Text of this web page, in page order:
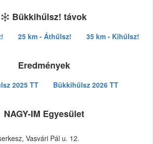
Bükkihűlsz! távok
25 km - Áthűlsz! 35 km - Kihűlsz!
Eredmények
2025 TT Bükkihűlsz 2026 TT
NAGY-IM Egyesület
Vasvári Pál u. 12.